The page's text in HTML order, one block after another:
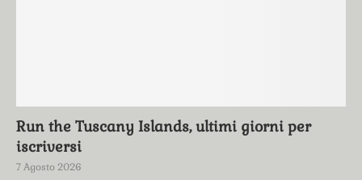
Run the Tuscany Islands, ultimi giorni per
iscriversi
7 Agosto 2026